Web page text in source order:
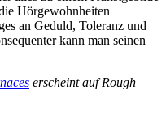
Hörgewohnheiten
an Geduld, Toleranz und
kann man seinen
erscheint auf Rough